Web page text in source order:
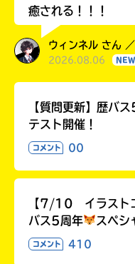
癒される！！！
ウィンネル さん
2026.08.06 NEW
【質問更新】歴バ
テスト開催！
コメント 00
【7/10 イラスト
バス5周年
スペシ
コメント 410